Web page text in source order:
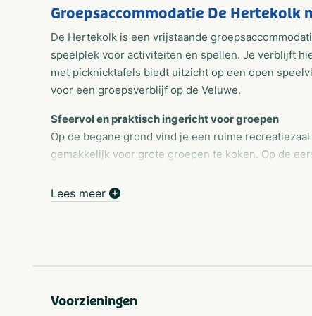
Groepsaccommodatie De Hertekolk
De Hertekolk is een vrijstaande
speelplek voor activiteiten en spellen. Je verblijft
met picknicktafels biedt uitzicht op een open
voor een groepsverblijf op de Veluwe.
Sfeervol en praktisch ingericht voor groepen
Op de begane grond vind je een ruime
gemakkelijk voor grote groepen te koken. Op de
verblijf met jong en oud.
Actief en gezellig: sportieve groepsactiviteiten
Lees meer
Voorzieningen